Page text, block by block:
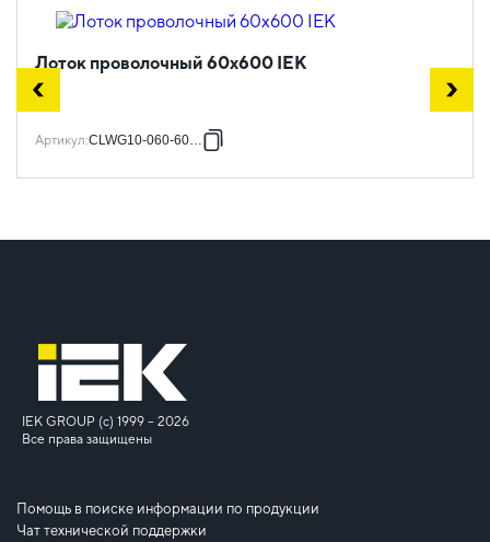
Лоток проволочный 60х600 IEK
Артикул:CLWG10-060-600-3
IEK GROUP (c) 1999 – 2026
Все права защищены
Помощь в поиске информации по продукции
Чат технической поддержки